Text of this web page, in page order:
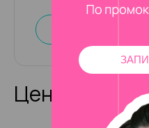
Цены на